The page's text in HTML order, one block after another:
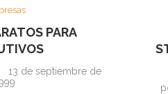
PARA
13 de septiembre de